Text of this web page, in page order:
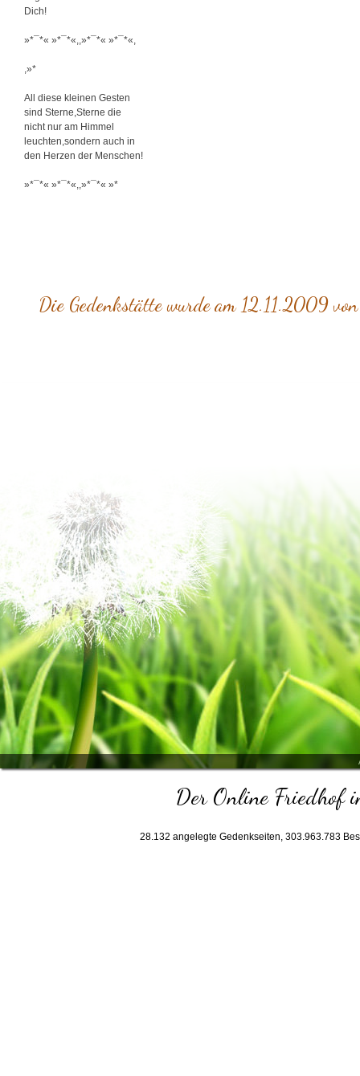
Dich!
»*¯*« »*¯*«,,»*¯*« »*¯*«,
,»*
All diese kleinen Gesten
sind Sterne,Sterne die
nicht nur am Himmel
leuchten,sondern auch in
den Herzen der Menschen!
»*¯*« »*¯*«,,»*¯*« »*
Die Gedenkstätte wurde am 12.11.2009
Der Online Friedhof
28.132 angelegte Gedenkseiten, 303.963.783